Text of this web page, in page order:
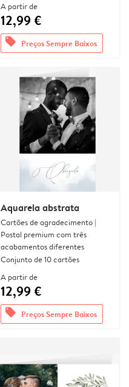
A partir de
12,99 €
offers Preços Sempre Baixos
Aquarela abstrata
Cartões de agradecimento |
Postal premium com três
acabamentos diferentes
Conjunto de 10 cartões
A partir de
12,99 €
offers Preços Sempre Baixos